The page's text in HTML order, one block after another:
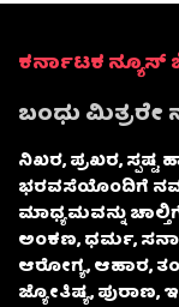
ಕರ್ನಾಟಕ ನ್ಯೂಸ್
ಬಂಧು ಮಿತ್ರರೇ
ನಿಖರ, ಪ್ರಖರ, ಸ್ಪಷ್ಟ
ಭರವಸೆಯೊಂದಿಗೆ
ಮಾಧ್ಯಮವನ್ನು ಚಾಲ್ತಿಗೆ
ಅಂಕಣ, ಧರ್ಮ,
ಆರೋಗ್ಯ, ಆಹಾರ,
ಜ್ಯೋತಿಷ್ಯ,